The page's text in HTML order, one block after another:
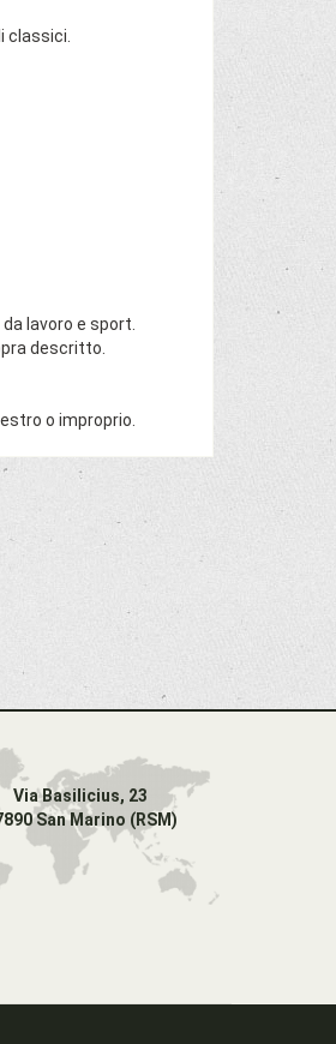
classici.
lavoro e sport.
descritto.
o improprio.
Via Basilicius, 23
San Marino (RSM)